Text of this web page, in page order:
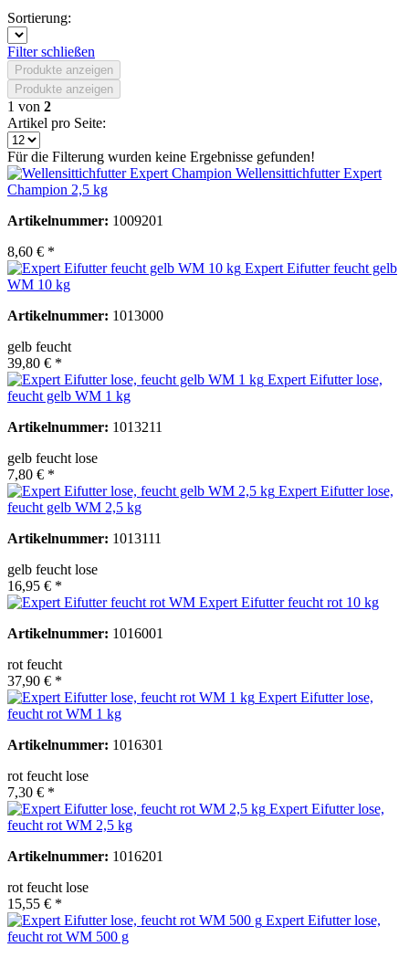
Sortierung:
Filter schließen
Produkte anzeigen
Produkte anzeigen
1 von 2
Artikel pro Seite:
Für die Filterung wurden keine Ergebnisse gefunden!
Wellensittichfutter Expert
Champion 2,5 kg
Artikelnummer: 1009201
8,60 € *
Expert Eifutter feucht gelb
WM 10 kg
Artikelnummer: 1013000
gelb feucht
39,80 € *
Expert Eifutter lose,
feucht gelb WM 1 kg
Artikelnummer: 1013211
gelb feucht lose
7,80 € *
Expert Eifutter lose,
feucht gelb WM 2,5 kg
Artikelnummer: 1013111
gelb feucht lose
16,95 € *
Expert Eifutter feucht rot 10 kg
Artikelnummer: 1016001
rot feucht
37,90 € *
Expert Eifutter lose,
feucht rot WM 1 kg
Artikelnummer: 1016301
rot feucht lose
7,30 € *
Expert Eifutter lose,
feucht rot WM 2,5 kg
Artikelnummer: 1016201
rot feucht lose
15,55 € *
Expert Eifutter lose,
feucht rot WM 500 g